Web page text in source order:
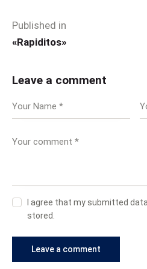
Published in
«Rapiditos»
Leave a comment
I agree that my submitted
stored.